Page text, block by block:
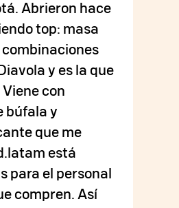
Abrieron hace
top: masa
y es la que
con
búfala y
que me
está
para el personal
compren. Así